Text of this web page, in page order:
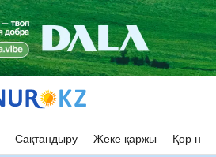
Сақтандыру Жеке қаржы Қор